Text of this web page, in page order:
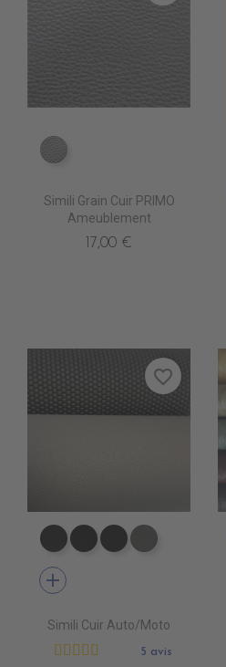
EN6000 ARGENT
Simili Grain Cuir PRIMO
Ameublement
17,00 €
EA0100 NEXUS NOIR
EA0030 ICONE
EA0040EA0120
add
Simili Cuir Auto/Moto
5 avis
favorite_border